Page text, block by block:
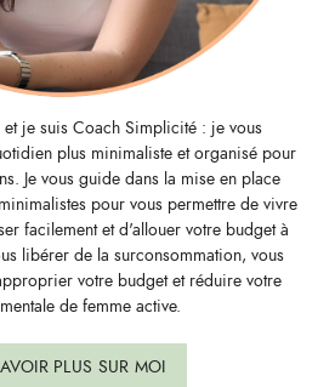
et je suis Coach Simplicité : je vous
plus minimaliste et organisé pour
Je vous guide dans la mise en place
pour vous permettre de vivre
facilement et d'allouer votre budget à
libérer de la surconsommation, vous
votre budget et réduire votre
de femme active.
PLUS SUR MOI